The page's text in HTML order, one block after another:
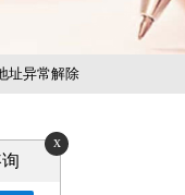
址异常解除
x